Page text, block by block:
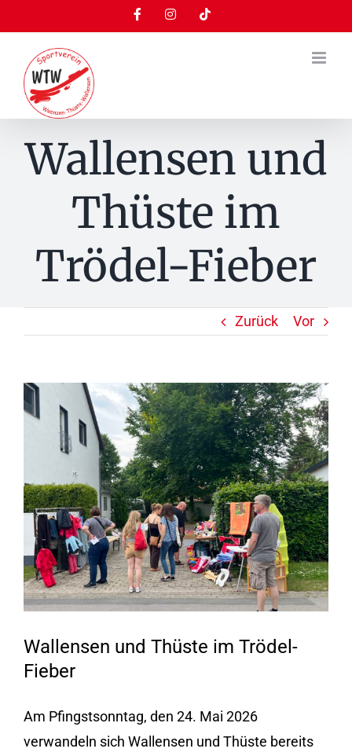
Inhalt
springen
FacebookInstagramTiktok
Wallensen und
Thüste im
Trödel-Fieber
Zurück Vor
Zeige
grösseres
Wallensen und Thüste im Trödel-
Fieber
Am Pfingstsonntag, den 24. Mai 2026
verwandeln sich Wallensen und Thüste bereits